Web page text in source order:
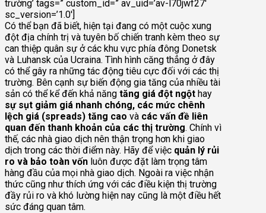
trường’ tags=” custom_id=” av_uid=’av-l70jwf27′
sc_version=’1.0′]
Có thể bạn đã biết, hiện tại đang có một cuộc xung
đột địa chính trị và tuyên bố chiến tranh kèm theo sự
can thiệp quân sự ở các khu vực phía đông Donetsk
và Luhansk của Ucraina. Tình hình căng thẳng ở đây
có thể gây ra những tác động tiêu cực đối với các thị
trường. Bên cạnh sự biến động gia tăng của nhiều tài
sản có thể kể đến khả năng tăng giá đột ngột hay
sự sụt giảm giá nhanh chóng, các mức chênh
lệch giá (spreads) tăng cao và các vấn đề liên
quan đến thanh khoản của các thị trường. Chính vì
thế, các nhà giao dịch nên thận trọng hơn khi giao
dịch trong các thời điểm này. Hãy để việc quản lý rủi
ro và bảo toàn vốn luôn được đặt làm trọng tâm
hàng đầu của mọi nhà giao dịch. Ngoài ra việc nhận
thức cũng như thích ứng với các điều kiện thị trường
đầy rủi ro và khó lường hiện nay cũng là một điều hết
sức đáng quan tâm.